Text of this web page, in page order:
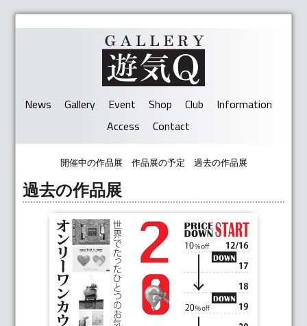
News Gallery Event Shop Club
Information
Access
Contact
開催中の作品展 作品展の予定 過去の作品展
過去の作品展